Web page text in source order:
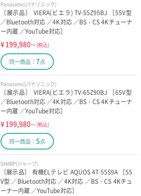
Panasonic(パナソニック)
〔展示品〕 VIERA(ビエラ) TV-55Z95BJ ［55V型
／Bluetooth対応 ／4K対応 ／BS・CS 4Kチューナ
ー内蔵 ／YouTube対応］
¥199,980～ (税込)
同一商品： 7点
Panasonic(パナソニック)
〔展示品〕 VIERA(ビエラ) TV-65Z90BJ ［65V型
／Bluetooth対応 ／4K対応 ／BS・CS 4Kチューナ
ー内蔵 ／YouTube対応］
¥199,980～ (税込)
同一商品： 5点
SHARP(シャープ)
〔展示品〕 有機ELテレビ AQUOS 4T-55S9A ［55
V型 ／Bluetooth対応 ／4K対応 ／BS・CS 4Kチュ
ーナー内蔵 ／YouTube対応］